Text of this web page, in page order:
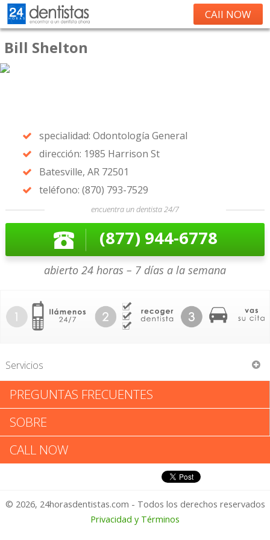
CAll NOW
Bill Shelton
specialidad: Odontología General
dirección: 1985 Harrison St
Batesville, AR 72501
teléfono: (870) 793-7529
encuentra un dentista 24/7
(877) 944-6778
abierto 24 horas – 7 días a la semana
Servicios
Bill Shelton
Bill Shelton: Califica tu
Experiencia
1 – No Feliz
PREGUNTAS FRECUENTES
SOBRE
CALL NOW
© 2026, 24horasdentistas.com - Todos los derechos reservados
Privacidad y Términos